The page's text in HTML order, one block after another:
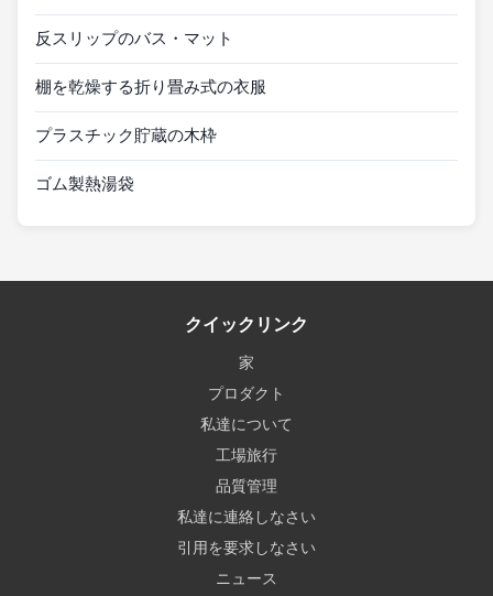
反スリップのバス・マット
棚を乾燥する折り畳み式の衣服
プラスチック貯蔵の木枠
ゴム製熱湯袋
クイックリンク
家
プロダクト
私達について
工場旅行
品質管理
私達に連絡しなさい
引用を要求しなさい
ニュース